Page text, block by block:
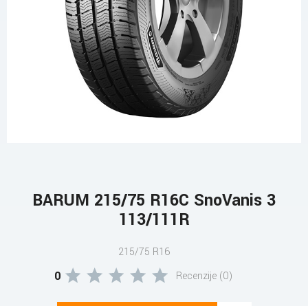
BARUM 215/75 R16C SnoVanis 3
113/111R
215/75 R16
0 Recenzije (0)